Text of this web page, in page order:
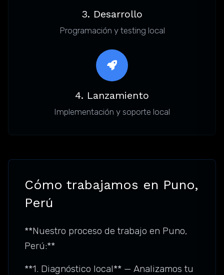
3. Desarrollo
Programación y testing local
4. Lanzamiento
Implementación y soporte local
Cómo trabajamos en Puno,
Perú
**Nuestro proceso de trabajo en Puno,
Perú:**
**1. Diagnóstico local** — Analizamos tu